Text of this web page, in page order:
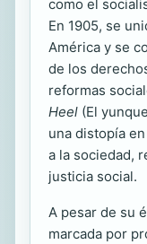
como el
En 1905, se
América y se
de los
reformas
Heel (El
una distopía
a la sociedad,
justicia social.
A pesar de su
marcada por